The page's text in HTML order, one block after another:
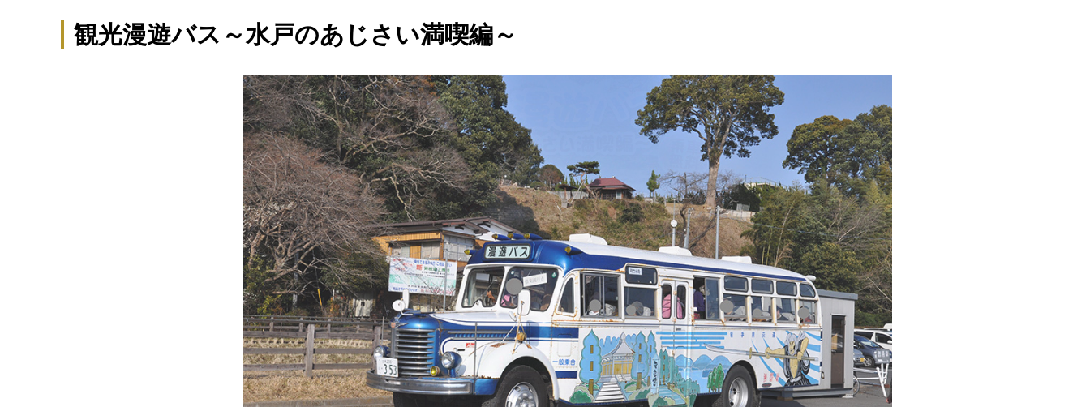
観光漫遊バス～水戸のあじさい満喫編～